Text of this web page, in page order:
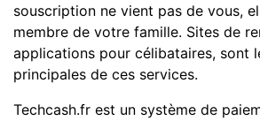
souscription ne vient pas de vous,
membre de votre famille. Sites de
applications pour célibataires, sont
principales de ces services.
Techcash.fr est un système de